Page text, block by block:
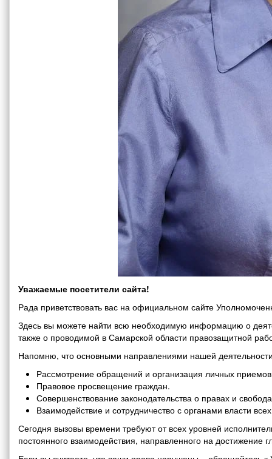
Уважаемые посетители сайта!
Рада приветствовать вас на официальном сайте
Здесь вы можете найти всю необходимую информацию о
также о проводимой в Самарской области правозащитной
Напомню, что основными направлениями нашей
Рассмотрение обращений и организация личных
Правовое просвещение граждан.
Совершенствование законодательства о правах и
Взаимодействие и сотрудничество с органами власти
Сегодня вызовы времени требуют от всех уровней
постоянного взаимодействия, направленного на